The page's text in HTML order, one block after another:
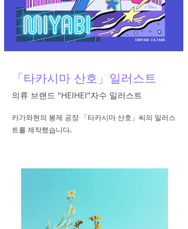
「타카시마 산호」일러스트
의류 브랜드 "HEIHEI"자수 일러스트
카가와현의 봉제 공장 「타카시마 산호」씨의 일러스
트를 제작했습니다.